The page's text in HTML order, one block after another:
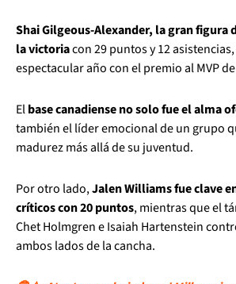
Shai Gilgeous-Alexander, la gran figura
la victoriacon 29 puntos y 12
espectacular año con el premio al MVP
Elbase canadiense no solo fue el alma
también el líder emocional de un grupo
madurez más allá de su juventud.
Por otro lado,Jalen Williams fue clave
críticos con 20 puntos, mientras que el
Chet Holmgren e Isaiah Hartenstein
ambos lados de la cancha.